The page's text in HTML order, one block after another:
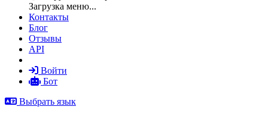
Загрузка меню...
Контакты
Блог
Отзывы
API
Войти
Бот
Выбрать язык